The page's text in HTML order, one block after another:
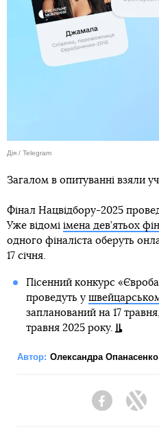
Дія / Telegram
Загалом в опитуванні взяли
Фінал Нацвідбору-2025
Уже відомі імена дев’ятьох
одного фіналіста оберуть
17 січня.
Пісенний конкурс
проведуть у
запланований на 17
травня 2025 року.
Автор: Олександра Опанасенко
Facebook